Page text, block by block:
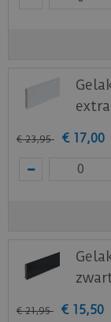
€ 23,95 € 17,00
€ 21,95 € 15,50